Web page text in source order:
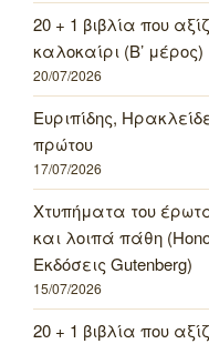
20 + 1 βιβλία που
καλοκαίρι (Β’ μέρος)
20/07/2026
Ευριπίδης,
πρώτου
17/07/2026
Χτυπήματα του
και λοιπά πάθη
Εκδόσεις Gutenberg)
15/07/2026
20 + 1 βιβλία που